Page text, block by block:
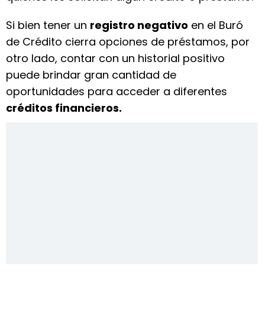
Si bien tener un registro negativo en el Buró
de Crédito cierra opciones de préstamos, por
otro lado, contar con un historial positivo
puede brindar gran cantidad de
oportunidades para acceder a diferentes
créditos financieros.